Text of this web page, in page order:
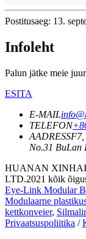
Postitusaeg: 13.
Infoleht
Palun jätke meie
ESITA
E-MAIL
TELEFON
AADRESSF7,
No.31 BuLan
HUANAN XINHAI
LTD.2021 kõik
Eye-Link Modular
Modulaarne
kettkonveier,
Privaatsuspoliitika /